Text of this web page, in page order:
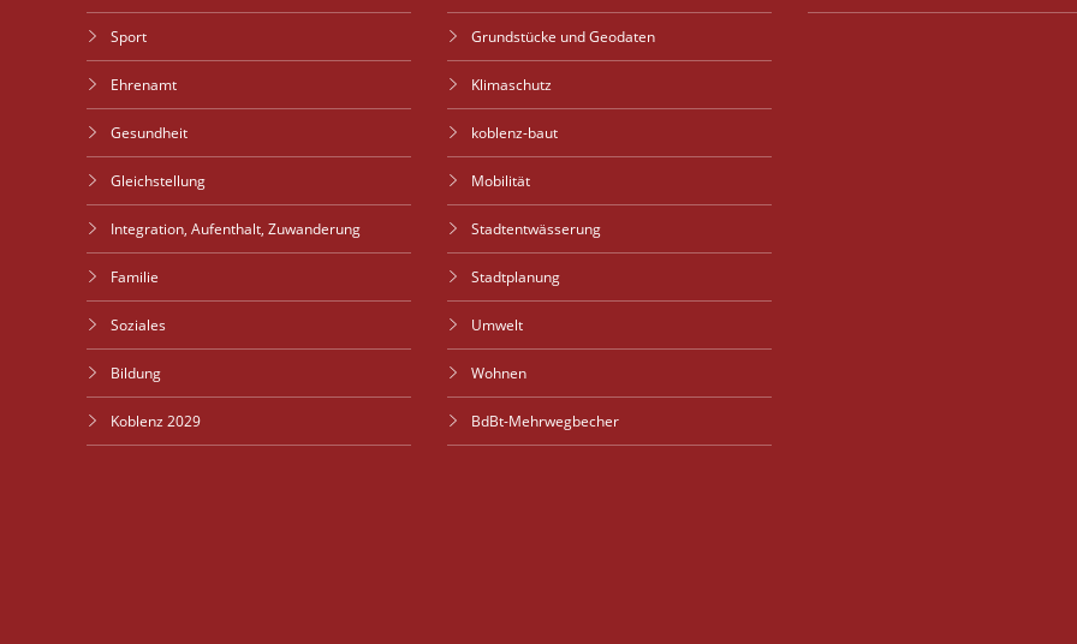
Sport
Ehrenamt
Gesundheit
Gleichstellung
Integration, Aufenthalt, Zuwanderung
Familie
Soziales
Bildung
Koblenz 2029
Grundstücke und Geodaten
Klimaschutz
koblenz-baut
Mobilität
Stadtentwässerung
Stadtplanung
Umwelt
Wohnen
BdBt-Mehrwegbecher